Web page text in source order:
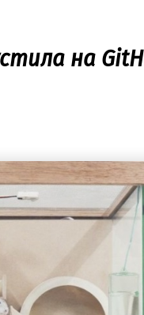
на